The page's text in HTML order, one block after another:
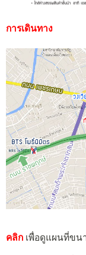
การเดินทาง
คลิก เพื่อดูแผนที่ขน